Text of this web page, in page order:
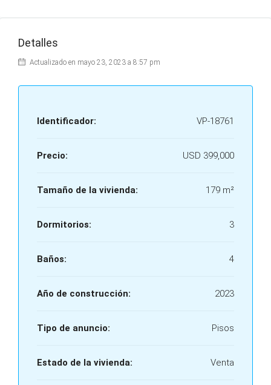
Detalles
Actualizado en mayo 23, 2023 a 8:57 pm
Identificador: VP-18761
Precio: USD 399,000
Tamaño de la vivienda: 179 m²
Dormitorios: 3
Baños: 4
Año de construcción: 2023
Tipo de anuncio: Pisos
Estado de la vivienda: Venta